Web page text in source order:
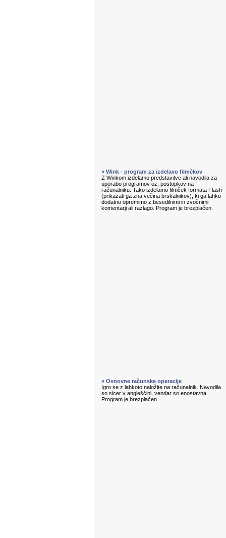
» Wink - program za izdelavo filmčkov
Z Winkom izdelamo predstavitve ali navodila za
uporabo programov oz. postopkov na
računalniku. Tako izdelamo filmček formata Flash
(prikazati ga zna večina brskalnikov), ki ga lahko
dodatno opremimo z besedilnimi in zvočnimi
komentarji ali razlago. Program je brezplačen.
» Osnovne računske operacije
Igro se z lahkoto naložite na računalnik. Navodila
so sicer v angleščini, vendar so enostavna.
Program je brezplačen.